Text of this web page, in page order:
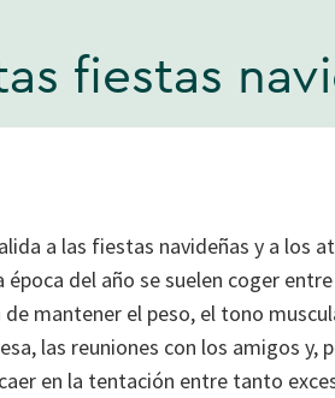
fiestas
a las fiestas navideñas y a los
del año se suelen coger
mantener el peso, el tono
las reuniones con los amigos y,
en la tentación entre tanto